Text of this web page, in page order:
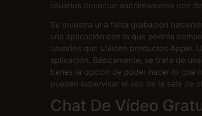
usuarios conectar anónimamente con
Se muestra una falsa grabación
una aplicación con la que podrás
usuarios que utilicen productos Apple.
aplicación. Básicamente, se trata de
tienes la opción de poder hacer lo que
pueden supervisar el uso de la sala de
Chat De Vídeo